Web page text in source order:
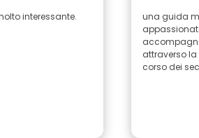
interessante.
una guida
attraverso
corso dei